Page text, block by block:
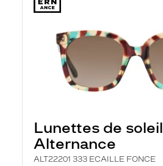
Lunettes de soleil
Alternance
ALT22201 333 ECAILLE FONCE